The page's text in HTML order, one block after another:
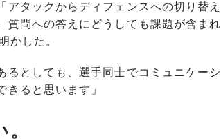
タックからディフェンスへの切り替え
質問への答えにどうしても課題が含まれ
かした。
るとしても、選手同士でコミュニケーシ
きると思います」